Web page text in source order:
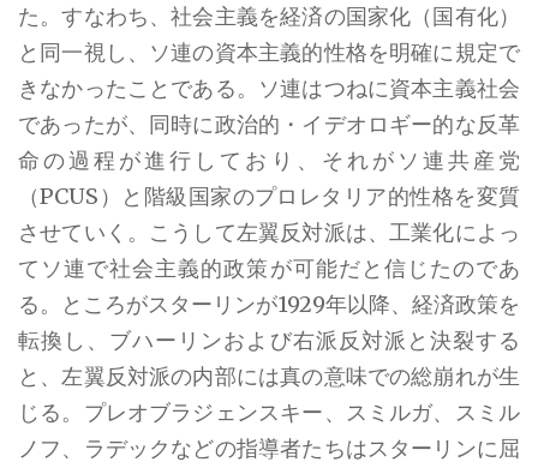
た。すなわち、社会主義を経済の国家化（国有化）
と同一視し、ソ連の資本主義的性格を明確に規定で
きなかったことである。ソ連はつねに資本主義社会
であったが、同時に政治的・イデオロギー的な反革
命の過程が進行しており、それがソ連共産党
（PCUS）と階級国家のプロレタリア的性格を変質
させていく。こうして左翼反対派は、工業化によっ
てソ連で社会主義的政策が可能だと信じたのであ
る。ところがスターリンが1929年以降、経済政策を
転換し、ブハーリンおよび右派反対派と決裂する
と、左翼反対派の内部には真の意味での総崩れが生
じる。プレオブラジェンスキー、スミルガ、スミル
ノフ、ラデックなどの指導者たちはスターリンに屈